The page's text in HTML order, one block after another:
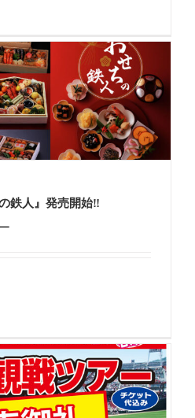
鉄人』発売開始‼